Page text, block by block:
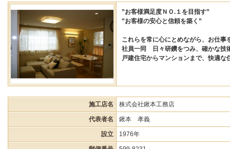
”お客様満足度ＮＯ.１を目指す”
”お客様の安心と信頼を築く”
これらを常に心にとめながら、お仕事
社員一同 日々研鑽をつみ、確かな技
戸建住宅からマンションまで、快適
施工店名 株式会社鍬本工務店
代表者名 鍬本 孝義
設立 1976年